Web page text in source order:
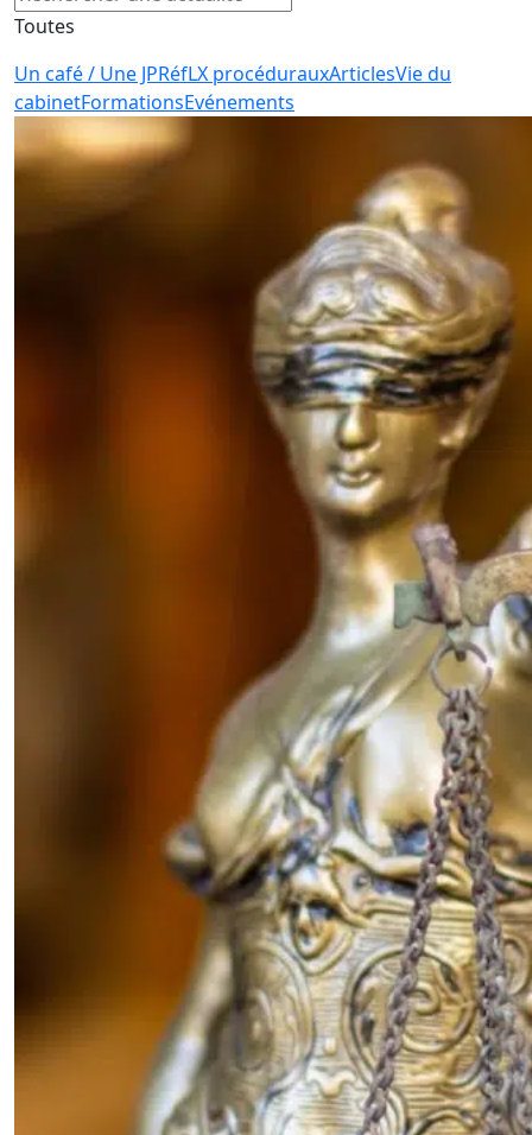
Toutes
Un café / Une JPRéfLX procédurauxArticlesVie du
cabinetFormationsEvénements